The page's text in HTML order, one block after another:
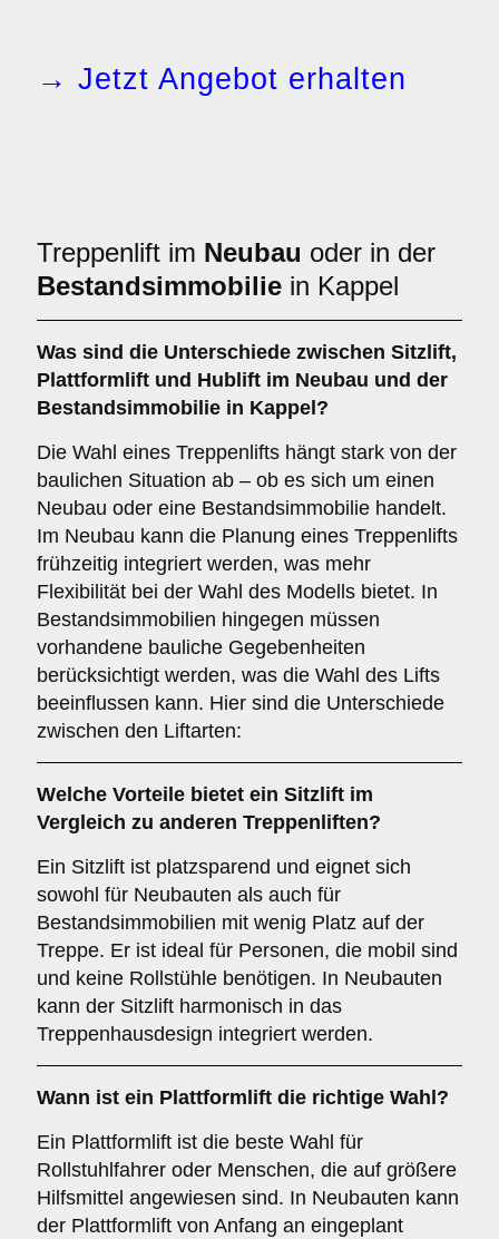
→ Jetzt Angebot erhalten
Treppenlift im Neubau oder in der
Bestandsimmobilie in Kappel
Was sind die Unterschiede zwischen Sitzlift,
Plattformlift und Hublift im Neubau und der
Bestandsimmobilie in Kappel?
Die Wahl eines Treppenlifts hängt stark von der
baulichen Situation ab – ob es sich um einen
Neubau oder eine Bestandsimmobilie handelt.
Im Neubau kann die Planung eines Treppenlifts
frühzeitig integriert werden, was mehr
Flexibilität bei der Wahl des Modells bietet. In
Bestandsimmobilien hingegen müssen
vorhandene bauliche Gegebenheiten
berücksichtigt werden, was die Wahl des Lifts
beeinflussen kann. Hier sind die Unterschiede
zwischen den Liftarten:
Welche Vorteile bietet ein Sitzlift im
Vergleich zu anderen Treppenliften?
Ein Sitzlift ist platzsparend und eignet sich
sowohl für Neubauten als auch für
Bestandsimmobilien mit wenig Platz auf der
Treppe. Er ist ideal für Personen, die mobil sind
und keine Rollstühle benötigen. In Neubauten
kann der Sitzlift harmonisch in das
Treppenhausdesign integriert werden.
Wann ist ein Plattformlift die richtige Wahl?
Ein Plattformlift ist die beste Wahl für
Rollstuhlfahrer oder Menschen, die auf größere
Hilfsmittel angewiesen sind. In Neubauten kann
der Plattformlift von Anfang an eingeplant